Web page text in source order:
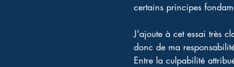
certains principes
J'ajoute à cet essai très
donc de ma
Entre la culpabilité